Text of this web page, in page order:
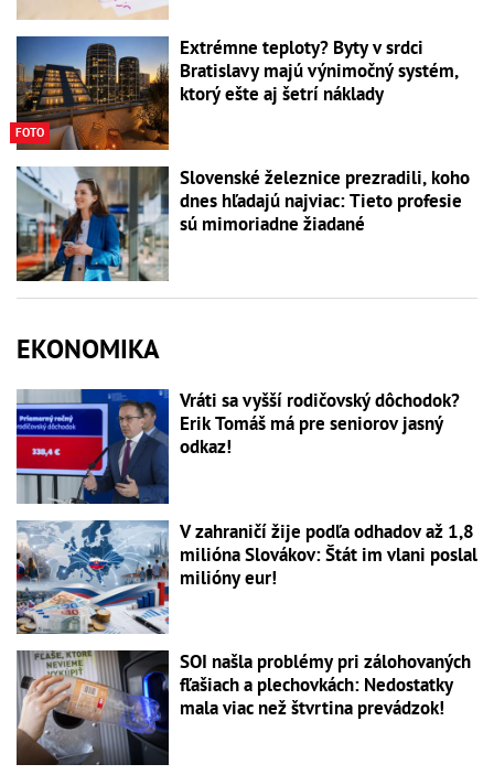
FOTO
Extrémne teploty? Byty v srdci
Bratislavy majú výnimočný systém,
ktorý ešte aj šetrí náklady
Slovenské železnice prezradili, koho
dnes hľadajú najviac: Tieto profesie
sú mimoriadne žiadané
EKONOMIKA
Vráti sa vyšší rodičovský dôchodok?
Erik Tomáš má pre seniorov jasný
odkaz!
V zahraničí žije podľa odhadov až 1,8
milióna Slovákov: Štát im vlani poslal
milióny eur!
SOI našla problémy pri zálohovaných
fľašiach a plechovkách: Nedostatky
mala viac než štvrtina prevádzok!